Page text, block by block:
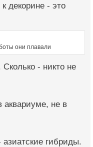
декорине - это
они плавали
- никто не
аквариуме, не в
гибриды.